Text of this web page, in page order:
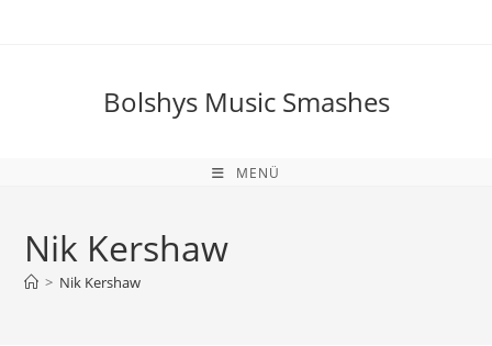
Bolshys Music Smashes
MENÜ
Nik Kershaw
> Nik Kershaw